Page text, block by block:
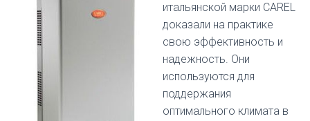
итальянской марки CAREL
доказали на практике
свою эффективность и
надежность. Они
используются для
поддержания
оптимального климата в